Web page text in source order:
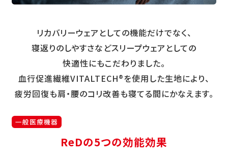
リカバリーウェアとしての機能だけでなく、
寝返りのしやすさなどスリープウェアとしての
快適性にもこだわりました。
血行促進繊維VITALTECH®を使用した生地により、
疲労回復も肩・腰のコリ改善も寝てる間にかなえます。
一般医療機器
ReDの5つの効能効果